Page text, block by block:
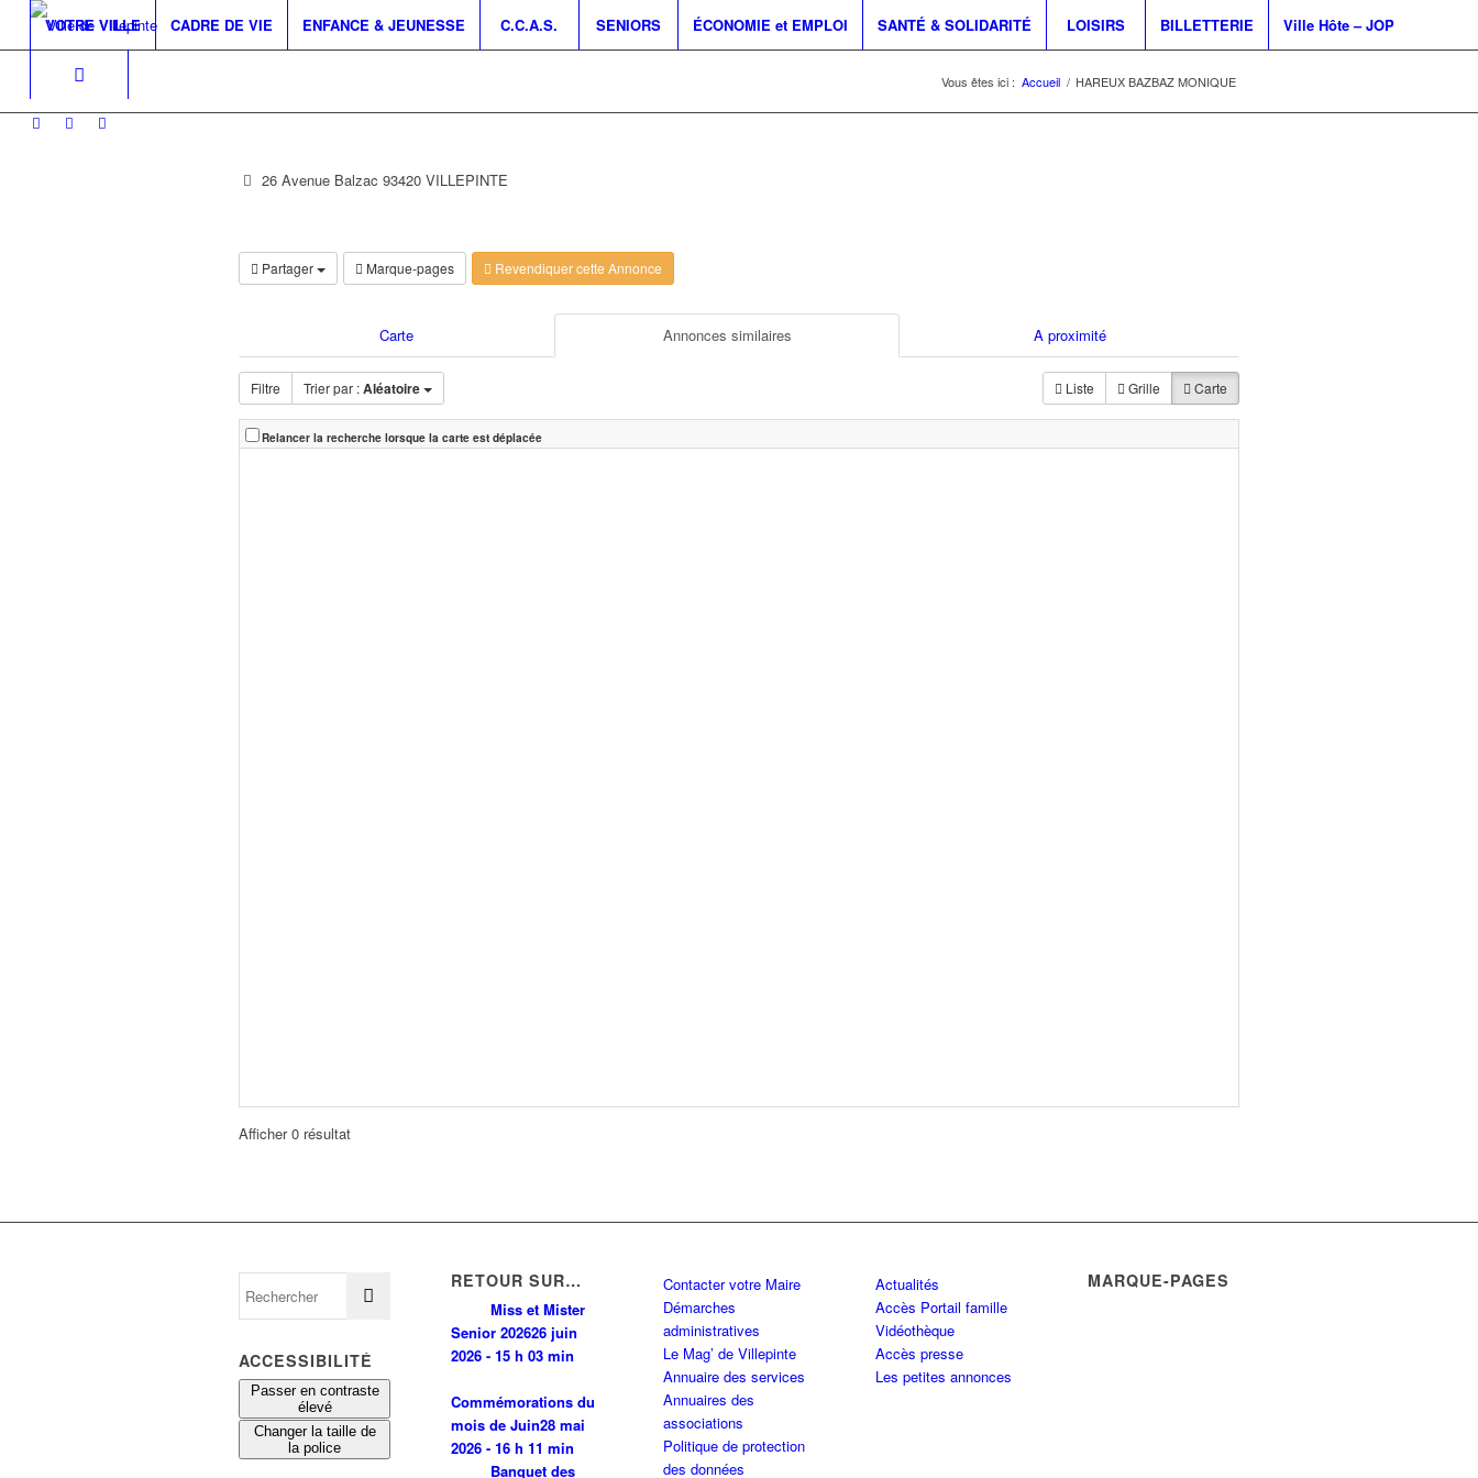
VOTRE VILLE CADRE DE VIE ENFANCE & JEUNESSE C.C.A.S. SENIORS ÉCONOMIE et EMPLOI SANTÉ & SOLIDARITÉ LOISIRS BILLETTERIE Ville Hôte – JOP
Vous êtes ici : Accueil / HAREUX BAZBAZ MONIQUE
26 Avenue Balzac 93420 VILLEPINTE
Partager Marque-pages Revendiquer cette Annonce
Carte Annonces similaires A proximité
Filtre Trier par :Aléatoire Liste Grille Carte
Relancer la recherche lorsque la carte est déplacée
Afficher 0 résultat
ACCESSIBILITÉ
Passer en contraste
élevé
Changer la taille de
la police
RETOUR SUR…
Miss et Mister
Senior 202626 juin
2026 - 15 h 03 min
Commémorations du
mois de Juin28 mai
2026 - 16 h 11 min
Banquet des
Contacter votre Maire
Démarches
administratives
Le Mag’ de Villepinte
Annuaire des services
Annuaires des
associations
Politique de protection
des données
Actualités
Accès Portail famille
Vidéothèque
Accès presse
Les petites annonces
MARQUE-PAGES